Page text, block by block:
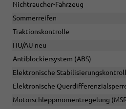
Nichtraucher-Fahrzeug
Sommerreifen
Traktionskontrolle
HU/AU neu
Antiblockiersystem (ABS)
Elektronische
Elektronische
Motorschleppmomentregelung